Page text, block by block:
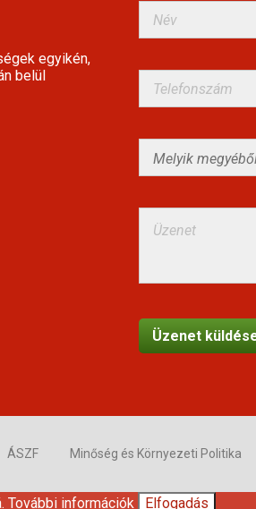
egyikén,
belül
ÁSZF Minőség és Környezeti Politika
További információk Elfogadás